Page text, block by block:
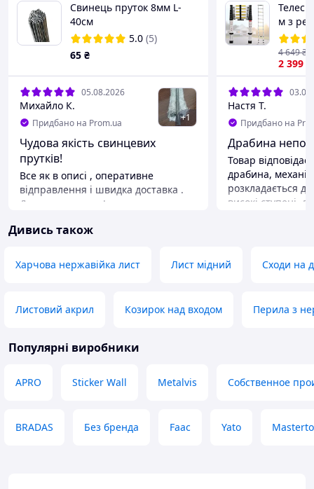
Свинець пруток 8мм L-
40см
5.0 (5)
65 ₴
05.08.2026
Михайло К.
Придбано на Prom.ua +1
Чудова якість свинцевих
прутків!
Все як в описі , оперативне
відправлення і швидка доставка .
Дякую продавцю!
Якість
На виявив
м з
та
2 399
4 649₴
Настя Т.
Придбано на
Драбина
Товар
драбина,
розкладається
високі ступені,
Прийшла з
помʼятий метал.
Переваги
Дивись також
Харчова нержавійка лист Лист мідний Сходи на
Листовий акрил Козирок над входом Перила з
Популярні виробники
APRO Sticker Wall Metalvis Собственное
BRADAS Без бренда Faac Yato